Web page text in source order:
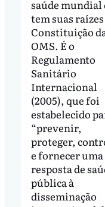
saúde mundial
tem suas
Constituição
OMS. É o
Regulamento
Sanitário
Internacional
(2005), que foi
estabelecido
“prevenir,
proteger,
e fornecer uma
resposta de
pública à
disseminação